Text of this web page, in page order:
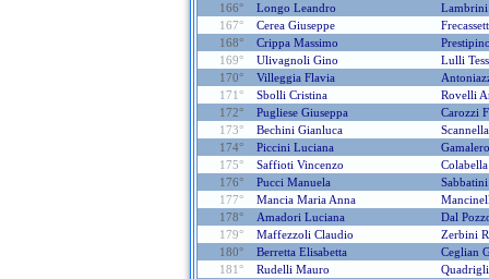
166°
Longo Leandro
Lambrini
167°
Cerea Giuseppe
168°
Crippa Massimo
169°
Ulivagnoli Gino
Lulli
170°
Villeggia Flavia
171°
Sbolli Cristina
Rovelli
172°
Pugliese Giuseppa
Carozzi
173°
Bechini Gianluca
174°
Piccini Luciana
175°
Saffioti Vincenzo
176°
Pucci Manuela
177°
Mancia Maria Anna
178°
Amadori Luciana
Dal
179°
Maffezzoli Claudio
Zerbini
180°
Berretta Elisabetta
Ceglian
181°
Rudelli Mauro